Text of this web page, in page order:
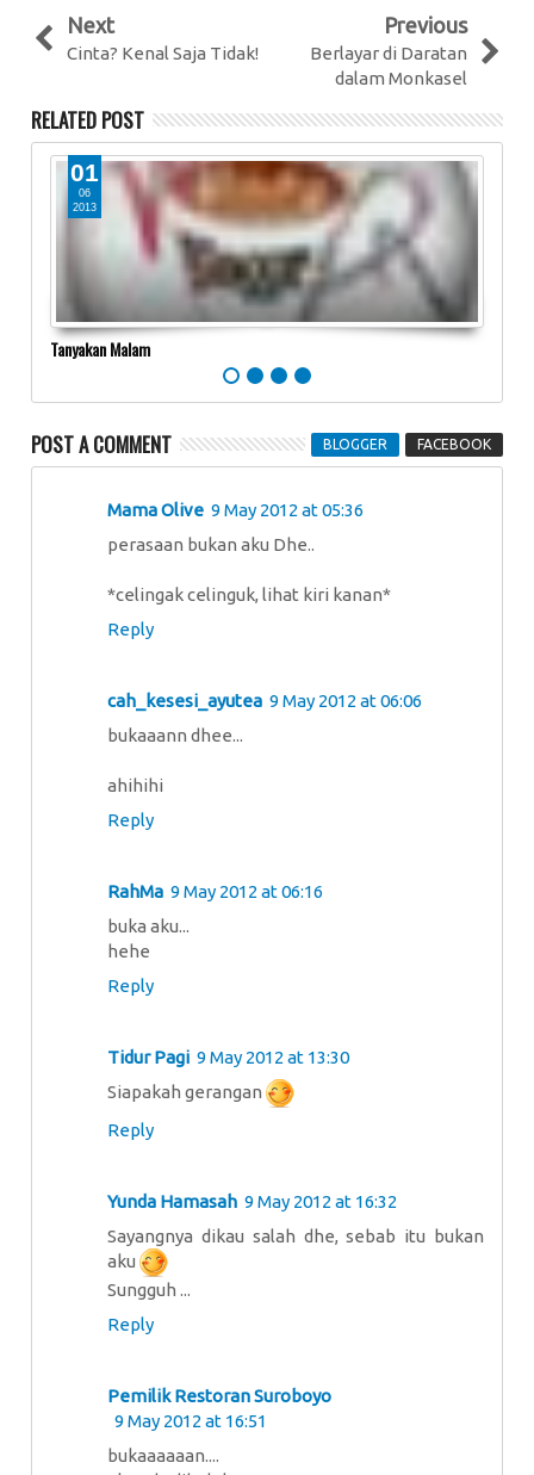
Next
Cinta? Kenal Saja Tidak!
Previous
Berlayar di Daratan
dalam Monkasel
RELATED POST
01
06
2013
Tanyakan Malam
POST A COMMENT BLOGGER FACEBOOK
Mama Olive 9 May 2012 at 05:36
perasaan bukan aku Dhe..
*celingak celinguk, lihat kiri kanan*
Reply
cah_kesesi_ayutea 9 May 2012 at 06:06
bukaaann dhee...
ahihihi
Reply
RahMa 9 May 2012 at 06:16
buka aku...
hehe
Reply
Tidur Pagi 9 May 2012 at 13:30
Siapakah gerangan
Reply
Yunda Hamasah 9 May 2012 at 16:32
Sayangnya dikau salah dhe, sebab itu bukan
aku
Sungguh ...
Reply
Pemilik Restoran Suroboyo
9 May 2012 at 16:51
bukaaaaaan....